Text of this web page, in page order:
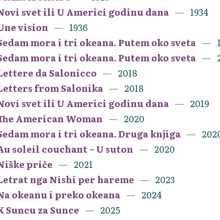
svet ili U Americi godinu dana
1934
vision
1936
mora i tri okeana. Putem oko sveta
mora i tri okeana. Putem oko sveta
da Salonicco
2018
from Salonika
2018
svet ili U Americi godinu dana
2019
American Woman
2020
mora i tri okeana. Druga knjiga
soleil couchant – U suton
2020
priče
2021
nga Nishi per hareme
2023
okeanu i preko okeana
2024
Suncu za Sunce
2025